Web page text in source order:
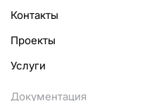
Контакты
Проекты
Услуги
Документация